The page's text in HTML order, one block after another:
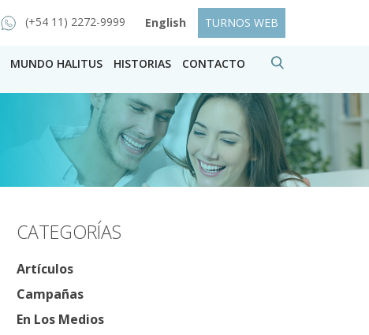
(+54 11) 2272-9999 English TURNOS WEB
MUNDO HALITUS HISTORIAS CONTACTO
CATEGORÍAS
Artículos
Campañas
En Los Medios